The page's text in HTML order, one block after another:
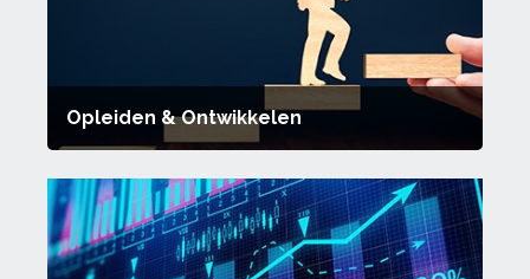
Opleiden & Ontwikkelen